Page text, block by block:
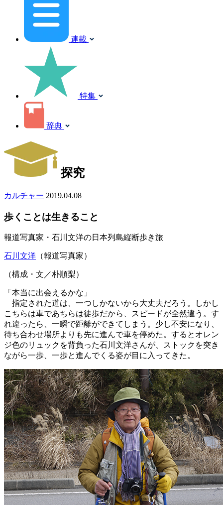
連載
特集
辞典
探究
カルチャー 2019.04.08
歩くことは生きること
報道写真家・石川文洋の日本列島縦断歩き旅
石川文洋 （報道写真家）
（構成・文／朴順梨）
「本当に出会えるかな」
指定された道は、一つしかないから大丈夫だろう。しかし
こちらは車であちらは徒歩だから、スピードが全然違う。す
れ違ったら、一瞬で距離ができてしまう。少し不安になり、
待ち合わせ場所よりも先に進んで車を停めた。するとオレン
ジ色のリュックを背負った石川文洋さんが、ストックを突き
ながら一歩、一歩と進んでくる姿が目に入ってきた。